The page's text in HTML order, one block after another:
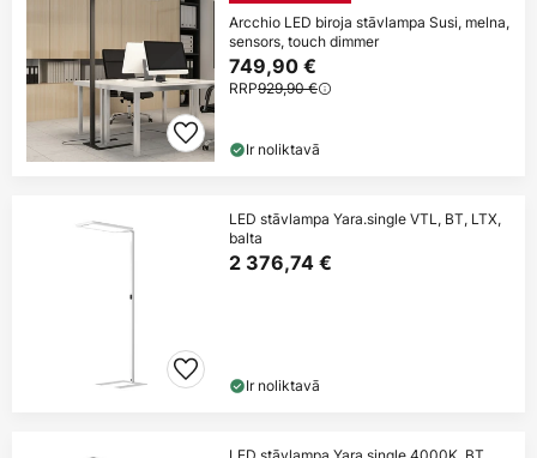
Arcchio LED biroja stāvlampa Susi, melna,
sensors, touch dimmer
749,90 €
RRP929,90 €
Ir noliktavā
LED stāvlampa Yara.single VTL, BT, LTX,
balta
2 376,74 €
Ir noliktavā